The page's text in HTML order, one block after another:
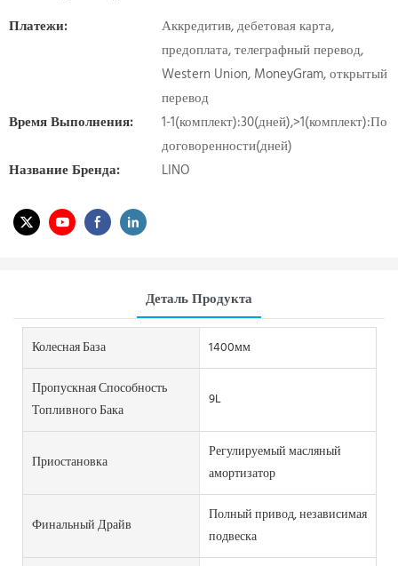
Платежи:
Аккредитив, дебетовая карта,
предоплата, телеграфный перевод,
Western Union, MoneyGram, открытый
перевод
Время Выполнения:
1-1(комплект):30(дней),>1(комплект):По
договоренности(дней)
Название Бренда:
LINO
Деталь Продукта
Колесная База
1400мм
Пропускная Способность
Топливного Бака
9L
Приостановка
Регулируемый масляный
амортизатор
Финальный Драйв
Полный привод, независимая
подвеска